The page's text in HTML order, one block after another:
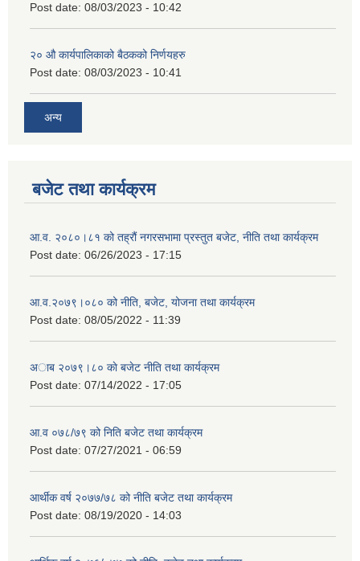
Post date: 08/03/2023 - 10:42
२‍० औ कार्यपालिकाको बैठकको निर्णयहरु
Post date: 08/03/2023 - 10:41
अन्य
बजेट तथा कार्यक्रम
आ.व. २०८०।८१ को तह्रौं नगरसभामा प्रस्तुत बजेट, नीति तथा कार्यक्रम
Post date: 06/26/2023 - 17:15
आ.व.२०७९।०८० को नीति, बजेट, योजना तथा कार्यक्रम
Post date: 08/05/2022 - 11:39
अाब २०७९।८० काे बजेट नीति तथा कार्यक्रम
Post date: 07/14/2022 - 17:05
आ.व ०७८/७९ को निति बजेट तथा कार्यक्रम
Post date: 07/27/2021 - 06:59
आर्थीक वर्ष २०७७/७८ को नीति बजेट तथा कार्यक्रम
Post date: 08/19/2020 - 14:03